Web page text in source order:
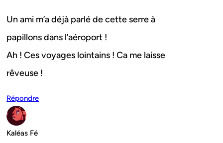
Un ami m’a déjà parlé de cette serre à
papillons dans l’aéroport !
Ah ! Ces voyages lointains ! Ca me laisse
rêveuse !
Répondre
Kaléas Fé